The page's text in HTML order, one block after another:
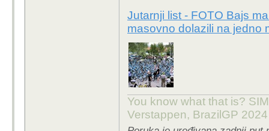
Jutarnji list - FOTO Bajs
masovno dolazili na jedno
You know what that is?
Verstappen, BrazilGP 2024